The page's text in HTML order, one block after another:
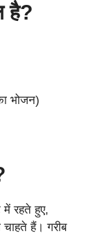
है?
भोजन)
रहते हुए,
हैं। गरीब